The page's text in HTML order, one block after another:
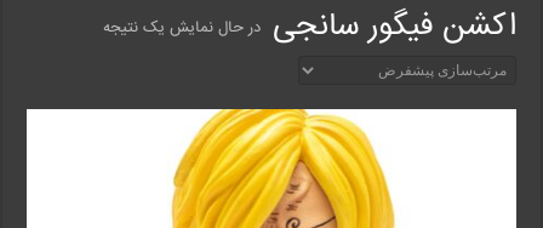
اکشن فیگور سانجی در حال نمایش یک نتیجه